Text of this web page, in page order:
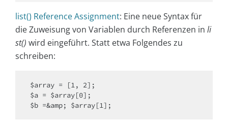
list() Reference Assignment: Eine neue Syntax für
die Zuweisung von Variablen durch Referenzen in li
st() wird eingeführt. Statt etwa Folgendes zu
schreiben:
$array = [1, 2];
$a = $array[0];